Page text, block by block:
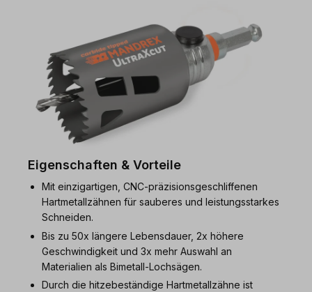
Eigenschaften & Vorteile
Mit einzigartigen, CNC-präzisionsgeschliffenen
Hartmetallzähnen für sauberes und leistungsstarkes
Schneiden.
Bis zu 50x längere Lebensdauer, 2x höhere
Geschwindigkeit und 3x mehr Auswahl an
Materialien als Bimetall-Lochsägen.
Durch die hitzebeständige Hartmetallzähne ist